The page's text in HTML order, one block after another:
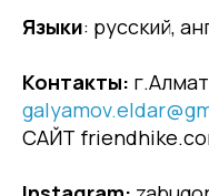
Языки: русский,
Контакты:
САЙТ